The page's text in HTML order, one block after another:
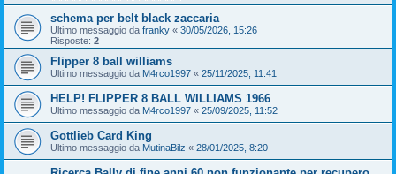
schema per belt black zaccaria
Ultimo messaggio da franky « 30/05/2026, 15:26
Risposte: 2
Flipper 8 ball williams
Ultimo messaggio da M4rco1997 « 25/11/2025, 11:41
HELP! FLIPPER 8 BALL WILLIAMS 1966
Ultimo messaggio da M4rco1997 « 25/09/2025, 11:52
Gottlieb Card King
Ultimo messaggio da MutinaBilz « 28/01/2025, 8:20